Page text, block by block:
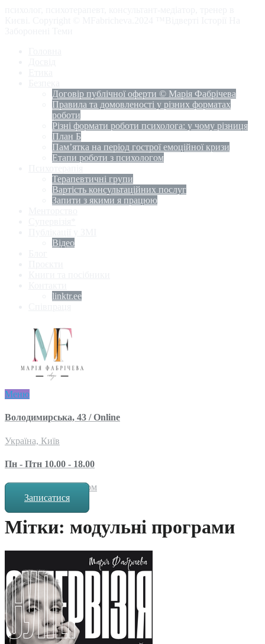
Договір публічної оферти © Марія Фабрічева
Правила та домовленості у різних форматах
роботи
Різні формати роботи психолога: у чому різниця
План Б
Пам’ятка на період гострої емоційної кризи
Етапи роботи з психологом
Терапевтичні групи
Вартість консультаційних послуг
Запити з якими я працюю
Відео
linktr.ee
Меню
Володимирська, 43 / Online
Україна, Київ
Пн - Птн 10.00 - 18.00
за попереднім записом
Записатися
Мітки: модульні програми